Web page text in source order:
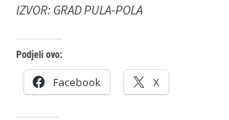
IZVOR: GRAD PULA-POLA
Podjeli ovo:
Facebook X